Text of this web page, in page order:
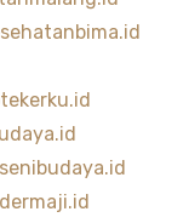
senibudaya.id